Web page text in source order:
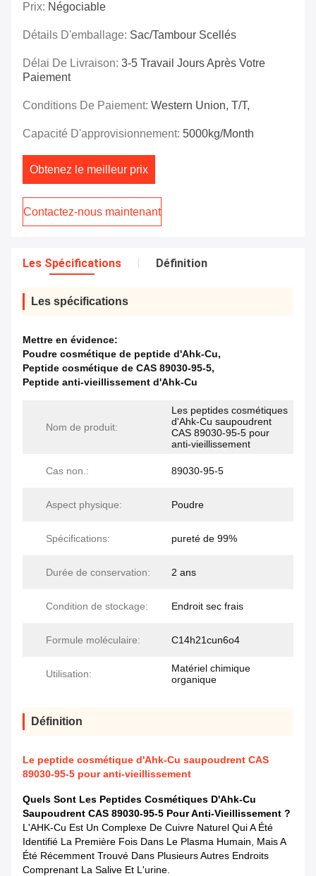
Prix: Négociable
Détails D'emballage: Sac/tambour Scellés
Délai De Livraison: 3-5 Travail Jours Après Votre
Paiement
Conditions De Paiement: Western Union, T/T,
Capacité D'approvisionnement: 5000kg/Month
Obtenez le meilleur prix
Contactez-nous maintenant
Les Spécifications Définition
Les spécifications
Mettre en évidence:
Poudre cosmétique de peptide d'Ahk-Cu,
Peptide cosmétique de CAS 89030-95-5,
Peptide anti-vieillissement d'Ahk-Cu
Nom de produit:
Les peptides cosmétiques
d'Ahk-Cu saupoudrent
CAS 89030-95-5 pour
anti-vieillissement
Cas non.: 89030-95-5
Aspect physique: Poudre
Spécifications: pureté de 99%
Durée de conservation: 2 ans
Condition de stockage: Endroit sec frais
Formule moléculaire: C14h21cun6o4
Utilisation:
Matériel chimique
organique
Définition
Le peptide cosmétique d'Ahk-Cu saupoudrent CAS
89030-95-5 pour anti-vieillissement
Quels Sont Les Peptides Cosmétiques D'Ahk-Cu
Saupoudrent CAS 89030-95-5 Pour Anti-Vieillissement ?
L'AHK-Cu Est Un Complexe De Cuivre Naturel Qui A Été
Identifié La Première Fois Dans Le Plasma Humain, Mais A
Été Récemment Trouvé Dans Plusieurs Autres Endroits
Comprenant La Salive Et L'urine.